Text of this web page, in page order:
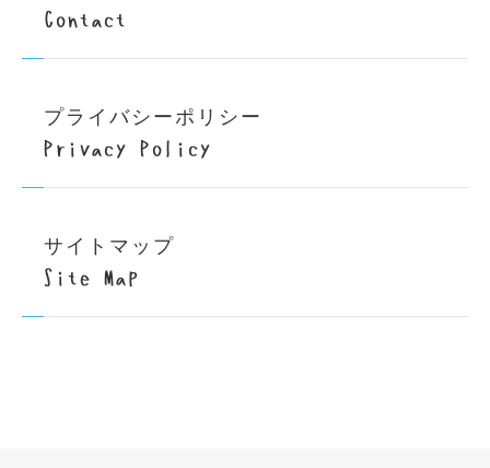
Contact
プライバシーポリシー
Privacy Policy
サイトマップ
Site Map